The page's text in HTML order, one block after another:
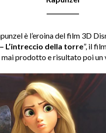
è l’eroina del film 3D
L’intreccio della torre”, il
prodotto e risultato poi un